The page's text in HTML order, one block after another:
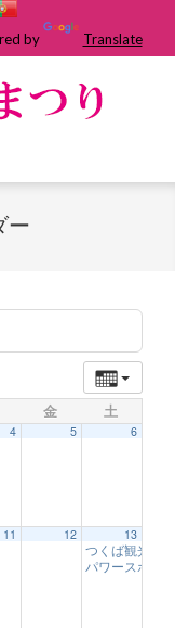
by Translate
ー
金 土
4 5 6
11 12 13
つくば観光大
パワースポッ